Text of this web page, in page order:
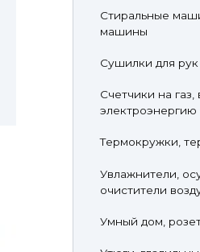
Стиральные
машины
Сушилки для рук
Счетчики на газ,
электроэнергию
Термокружки,
Увлажнители,
очистители
Умный дом,